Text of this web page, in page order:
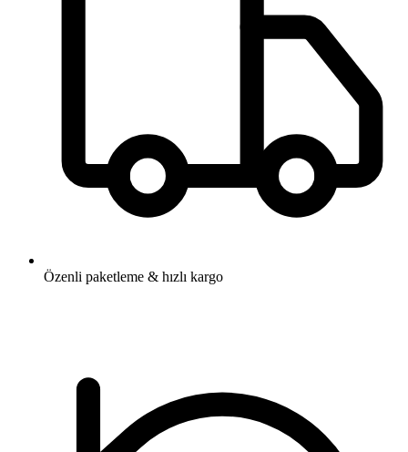
Özenli paketleme & hızlı kargo